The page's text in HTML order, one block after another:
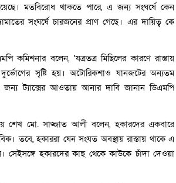
মতবিরোধ থাকতে পারে, এ জন্য সংঘর্ষে কেন
সংঘর্ষে চারজনের প্রাণ গেছে। এর দায়িত্ব কে
কমিশনার বলেন, ‘যত্রতত্র মিছিলের কারণে রাস্তায়
সৃষ্টি হয়। অটোরিকশাও যানজটের অন্যতম
জন্য ট্যাক্সের আওতায় আনার দাবি জানান ডিএমপি
শেখ মো. সাজ্জাত আলী বলেন, হকারদের একবারে
তবে, হকাররা যেন সংযত অবস্থায় রাস্তায় থাকে এ
সেইসঙ্গে হকারদের কাছ থেকে কাউকে চাঁদা দেওয়া